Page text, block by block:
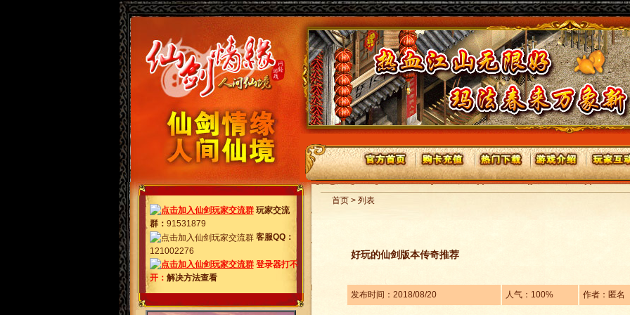
玩家交流
群： 91531879
客服QQ：
121002276
登录器打不
开： 解决方法查看
首页 > 列表
好玩的仙剑版本传奇推荐
发布时间：2018/08/20 人气：100% 作者：匿名